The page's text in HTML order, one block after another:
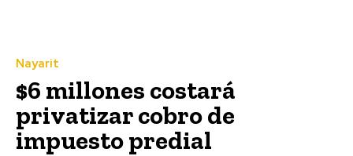
Nayarit
$6 millones costará
privatizar cobro de
impuesto predial